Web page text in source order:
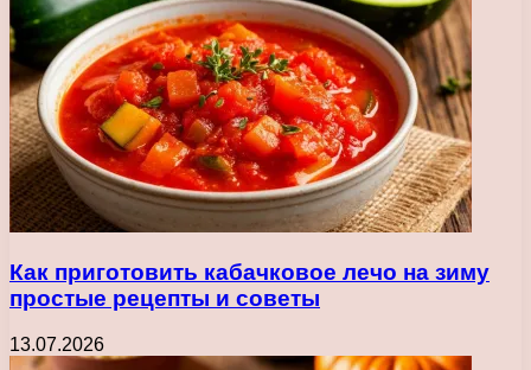
Как приготовить кабачковое лечо на зиму
простые рецепты и советы
13.07.2026